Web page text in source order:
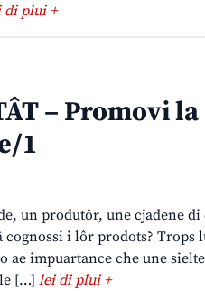
di plui +
– Promovi
1
un produtôr, une cjadene
cognossi i lôr prodots? Trops
ae impuartance che une
[…] lei di plui +